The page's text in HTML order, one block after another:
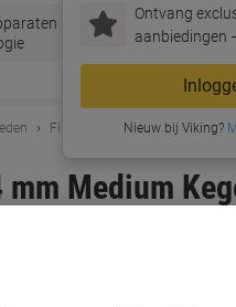
Ontvang
aanbiedingen
Nieuw bij Viking?
Inkt &
Toner
Papier,
& Verpakken
Fineliners & gelpennen
Medium